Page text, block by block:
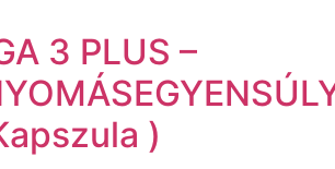
3 PLUS –
)